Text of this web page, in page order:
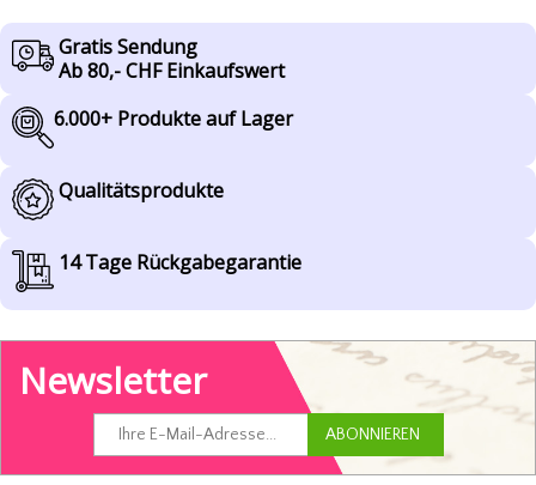
Gratis Sendung
Ab 80,- CHF Einkaufswert
6.000+ Produkte auf Lager
Qualitätsprodukte
14 Tage Rückgabegarantie
Newsletter